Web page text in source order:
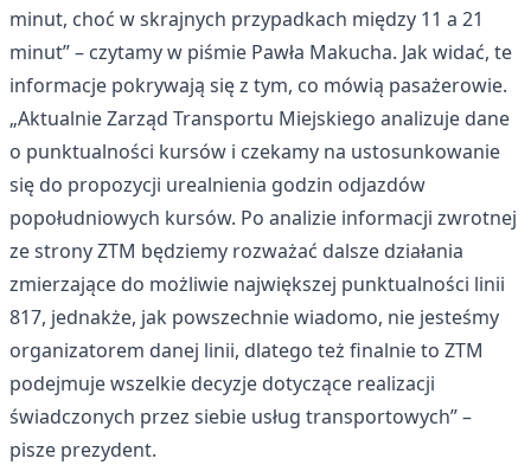
minut, choć w skrajnych przypadkach między 11 a 21
minut” – czytamy w piśmie Pawła Makucha. Jak widać, te
informacje pokrywają się z tym, co mówią pasażerowie.
„Aktualnie Zarząd Transportu Miejskiego analizuje dane
o punktualności kursów i czekamy na ustosunkowanie
się do propozycji urealnienia godzin odjazdów
popołudniowych kursów. Po analizie informacji zwrotnej
ze strony ZTM będziemy rozważać dalsze działania
zmierzające do możliwie największej punktualności linii
817, jednakże, jak powszechnie wiadomo, nie jesteśmy
organizatorem danej linii, dlatego też finalnie to ZTM
podejmuje wszelkie decyzje dotyczące realizacji
świadczonych przez siebie usług transportowych” –
pisze prezydent.